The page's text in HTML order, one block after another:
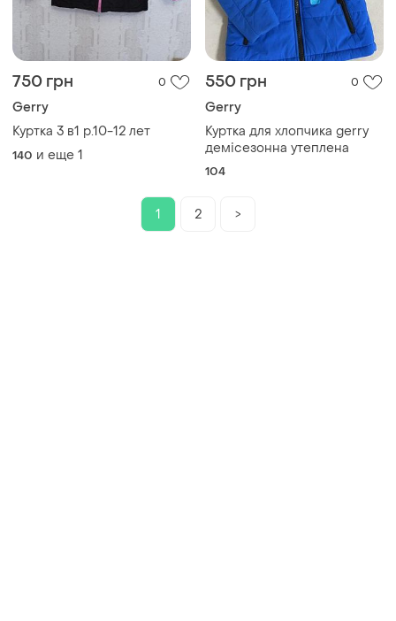
750 грн 0
Gerry
Куртка 3 в1 р.10-12 лет
140 и еще 1
550 грн 0
Gerry
Куртка для хлопчика gerry
демісезонна утеплена
104
1 2 >